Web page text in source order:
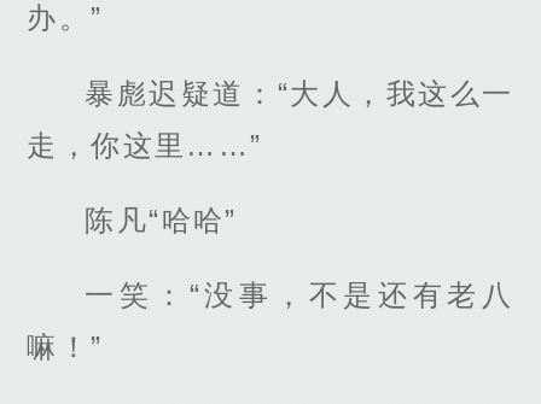
办。”
暴彪迟疑道：“大人，我这么一
走，你这里……”
陈凡“哈哈”
一笑：“没事，不是还有老八
嘛！”